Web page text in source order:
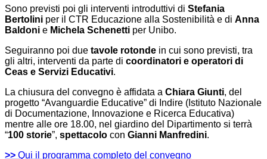
Sono previsti poi gli interventi introduttivi di Stefania
Bertolini per il CTR Educazione alla Sostenibilità e di Anna
Baldoni e Michela Schenetti per Unibo.
Seguiranno poi due tavole rotonde in cui sono previsti, tra
gli altri, interventi da parte di coordinatori e operatori di
Ceas e Servizi Educativi.
La chiusura del convegno è affidata a Chiara Giunti, del
progetto “Avanguardie Educative” di Indire (Istituto Nazionale
di Documentazione, Innovazione e Ricerca Educativa)
mentre alle ore 18.00, nel giardino del Dipartimento si terrà
“100 storie”, spettacolo con Gianni Manfredini.
>> Qui il programma completo del convegno